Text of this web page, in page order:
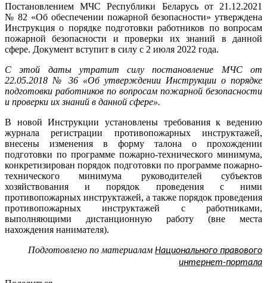
Постановлением МЧС Республики Беларусь от 21.12.2021
№ 82 «Об обеспечении пожарной безопасности» утверждена
Инструкция о порядке подготовки работников по вопросам
пожарной безопасности и проверки их знаний в данной
сфере. Документ вступит в силу с 2 июля 2022 года.
С этой даты утратит силу постановление МЧС от
22.05.2018 № 36 «Об утверждении Инструкции о порядке
подготовки работников по вопросам пожарной безопасности
и проверки их знаний в данной сфере».
В новой Инструкции установлены требования к ведению
журнала регистрации противопожарных инструктажей,
внесены изменения в форму талона о прохождении
подготовки по программе пожарно-технического минимума,
конкретизирован порядок подготовки по программе пожарно-
технического минимума руководителей субъектов
хозяйствования и порядок проведения с ними
противопожарных инструктажей, а также порядок проведения
противопожарных инструктажей с работниками,
выполняющими дистанционную работу (вне места
нахождения нанимателя).
Подготовлено по материалам Национального правового
интернет-портала